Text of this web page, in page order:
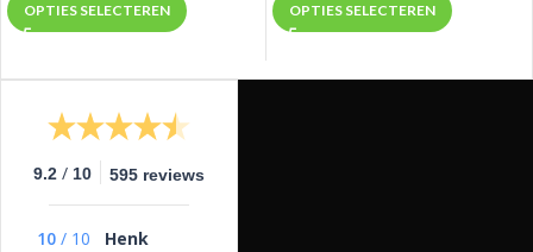
OPTIES SELECTEREN OPTIES SELECTEREN
9.2 / 10 595 reviews
10 / 10
Henk